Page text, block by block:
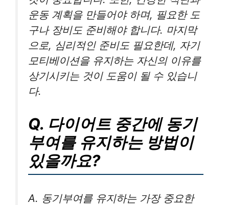
운동 계획을 만들어야 하며, 필요한 도
구나 장비도 준비해야 합니다. 마지막
으로, 심리적인 준비도 필요한데, 자기
모티베이션을 유지하는 자신의 이유를
상기시키는 것이 도움이 될 수 있습니
다.
Q. 다이어트 중간에 동기
부여를 유지하는 방법이
있을까요?
A. 동기부여를 유지하는 가장 중요한